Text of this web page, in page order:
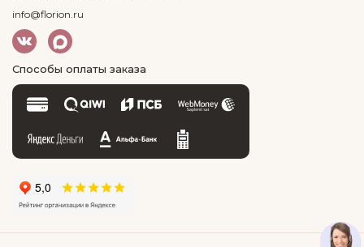
info@florion.ru
Способы оплаты заказа